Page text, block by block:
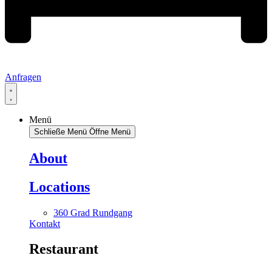
Anfragen
Menü
Schließe Menü Öffne Menü
About
Locations
360 Grad Rundgang
Kontakt
Restaurant